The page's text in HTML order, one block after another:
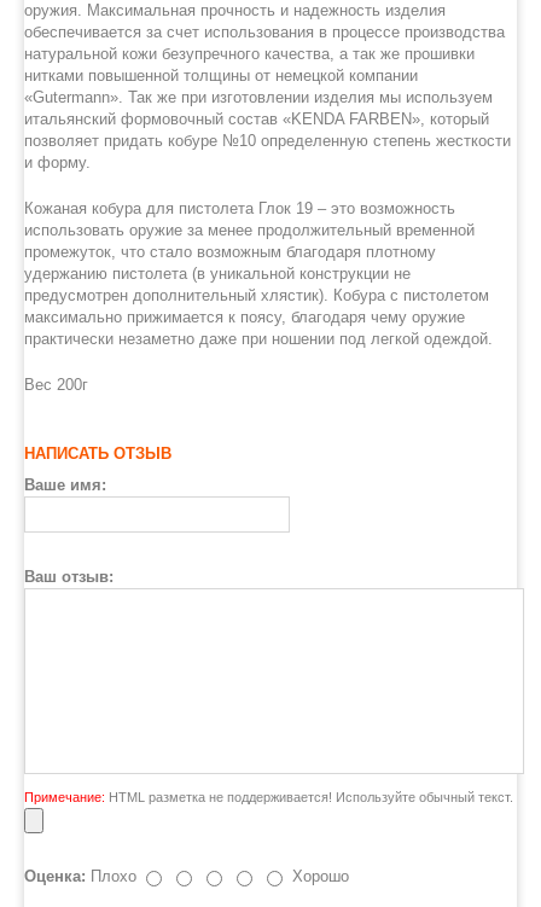
оружия. Максимальная прочность и надежность изделия
обеспечивается за счет использования в процессе производства
натуральной кожи безупречного качества, а так же прошивки
нитками повышенной толщины от немецкой компании
«Gutermann». Так же при изготовлении изделия мы используем
итальянский формовочный состав «KENDA FARBEN», который
позволяет придать кобуре №10 определенную степень жесткости
и форму.
Кожаная кобура для пистолета Глок 19 – это возможность
использовать оружие за менее продолжительный временной
промежуток, что стало возможным благодаря плотному
удержанию пистолета (в уникальной конструкции не
предусмотрен дополнительный хлястик). Кобура с пистолетом
максимально прижимается к поясу, благодаря чему оружие
практически незаметно даже при ношении под легкой одеждой.
Вес 200г
НАПИСАТЬ ОТЗЫВ
Ваше имя:
Ваш отзыв:
Примечание: HTML разметка не поддерживается! Используйте обычный текст.
Оценка: Плохо Хорошо